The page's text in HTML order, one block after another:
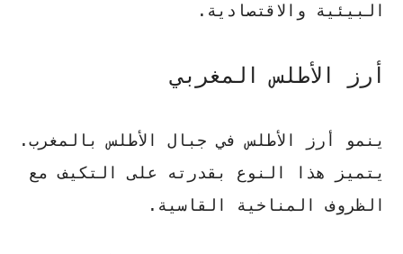
البيئية والاقتصادية.
أرز الأطلس المغربي
ينمو أرز الأطلس في جبال الأطلس بالمغرب.
يتميز هذا النوع بقدرته على التكيف مع
الظروف المناخية القاسية.